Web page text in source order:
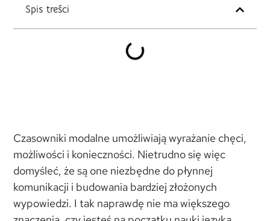
Spis treści
Czasowniki modalne umożliwiają wyrażanie chęci,
możliwości i konieczności. Nietrudno się więc
domyśleć, że są one niezbędne do płynnej
komunikacji i budowania bardziej złożonych
wypowiedzi. I tak naprawdę nie ma większego